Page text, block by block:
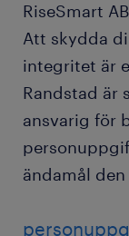
RiseSmart
Att skydda
integritet är
Randstad är
ansvarig för
ändamål